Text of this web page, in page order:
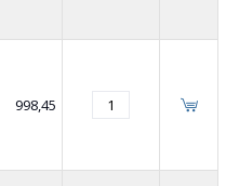
998,45